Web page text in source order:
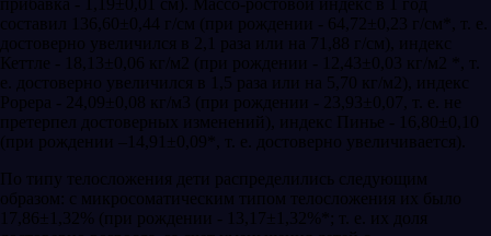
прибавка - 1,19±0,01 см). Массо-ростовой индекс в 1 год
составил 136,60±0,44 г/см (при рождении - 64,72±0,23 г/см*, т. е.
достоверно увеличился в 2,1 раза или на 71,88 г/см), индекс
Кеттле - 18,13±0,06 кг/м2 (при рождении - 12,43±0,03 кг/м2 *, т.
е. достоверно увеличился в 1,5 раза или на 5,70 кг/м2), индекс
Рорера - 24,09±0,08 кг/м3 (при рождении - 23,93±0,07, т. е. не
претерпел достоверных изменений), индекс Пинье - 16,80±0,10
(при рождении –14,91±0,09*, т. е. достоверно увеличивается).
По типу телосложения дети распределились следующим
образом: с микросоматическим типом телосложения их было
17,86±1,32% (при рождении - 13,17±1,32%*; т. е. их доля